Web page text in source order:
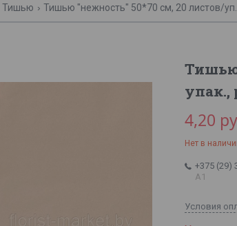
Тишью Тишью "нежность" 50*70 см, 20 листов/уп.
Тишью
упак.,
4,20
Нет в
+375 (29)
А1
Условия